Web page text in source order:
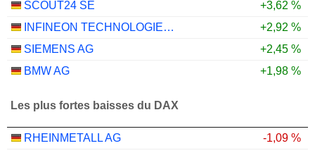
SCOUT24 SE
+3,62 %
INFINEON TECHNOLOGIES AG
+2,92 %
SIEMENS AG
+2,45 %
BMW AG
+1,98 %
Les plus fortes baisses du DAX
RHEINMETALL AG
-1,09 %